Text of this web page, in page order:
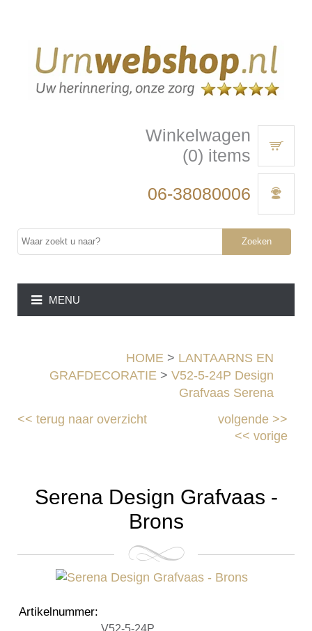
Winkelwagen
(0) items
06-38080006
Zoeken
MENU
HOME > LANTAARNS EN
GRAFDECORATIE > V52-5-24P Design
Grafvaas Serena
<<terug naar overzicht volgende>>
<< vorige
Serena Design Grafvaas -
Brons
Artikelnummer:
V52-5-24P